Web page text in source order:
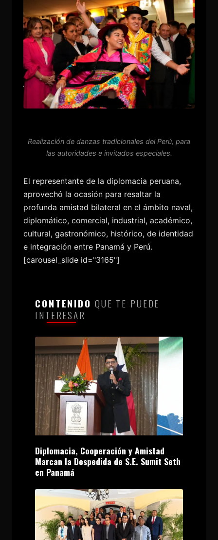
Realización de danzas tradicionales del Perú, para
las autoridades e invitados especiales.
El representante de la diplomacia peruana,
aprovechó la ocasión para resaltar la
profunda amistad bilateral en el ámbito naval,
diplomático, comercial, industrial, académico,
cultural, gastronómico, histórico, de identidad
e integración entre Panamá y Perú.
[carousel_slide id="3165"]
CONTENIDO QUE TE PUEDE
INTERESAR
Diplomacia, Cooperación y Amistad
Marcan la Despedida de S.E. Sumit Seth
en Panamá